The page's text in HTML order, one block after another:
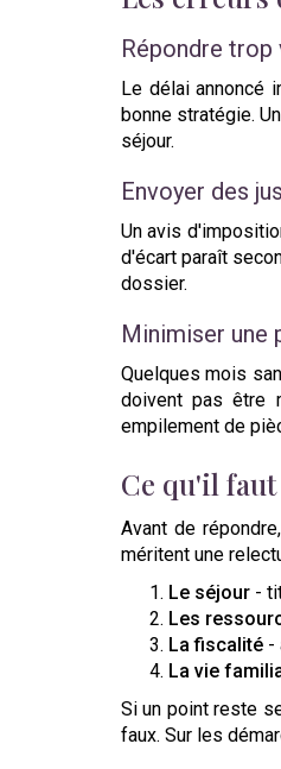
Répondre
Le délai annoncé
bonne stratégie.
séjour.
Envoyer des
Un avis
d'écart paraît
dossier.
Minimiser une
Quelques mois
doivent pas être
empilement de
Ce qu'il
Avant de
méritent une
Le séjour -
Les
La fiscalité -
La vie
Si un point reste
faux. Sur les